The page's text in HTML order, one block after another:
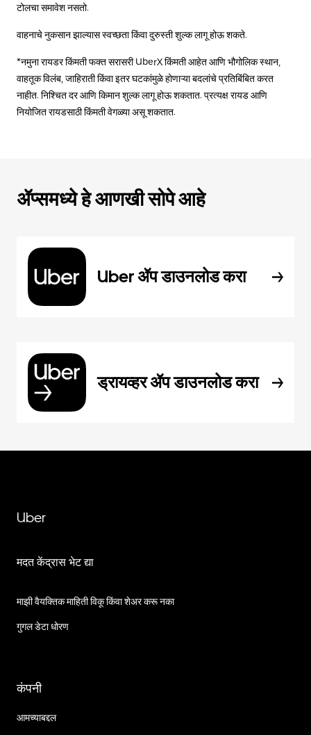
टोलचा समावेश नसतो.
वाहनाचे नुकसान झाल्यास स्वच्छता किंवा दुरुस्ती शुल्क लागू होऊ शकते.
*नमुना रायडर किंमती फक्त सरासरी UberX किंमती आहेत आणि भौगोलिक स्थान,
वाहतूक विलंब, जाहिराती किंवा इतर घटकांमुळे होणाऱ्या बदलांचे प्रतिबिंबित करत
नाहीत. निश्चित दर आणि किमान शुल्क लागू होऊ शकतात. प्रत्यक्ष रायड आणि
नियोजित रायडसाठी किंमती वेगळ्या असू शकतात.
ॲप्समध्ये हे आणखी सोपे आहे
Uber ॲप डाउनलोड करा
ड्रायव्हर ॲप डाउनलोड करा
Uber
मदत केंद्रास भेट द्या
माझी वैयक्तिक माहिती विकू किंवा शेअर करू नका
गुगल डेटा धोरण
कंपनी
आमच्याबद्दल